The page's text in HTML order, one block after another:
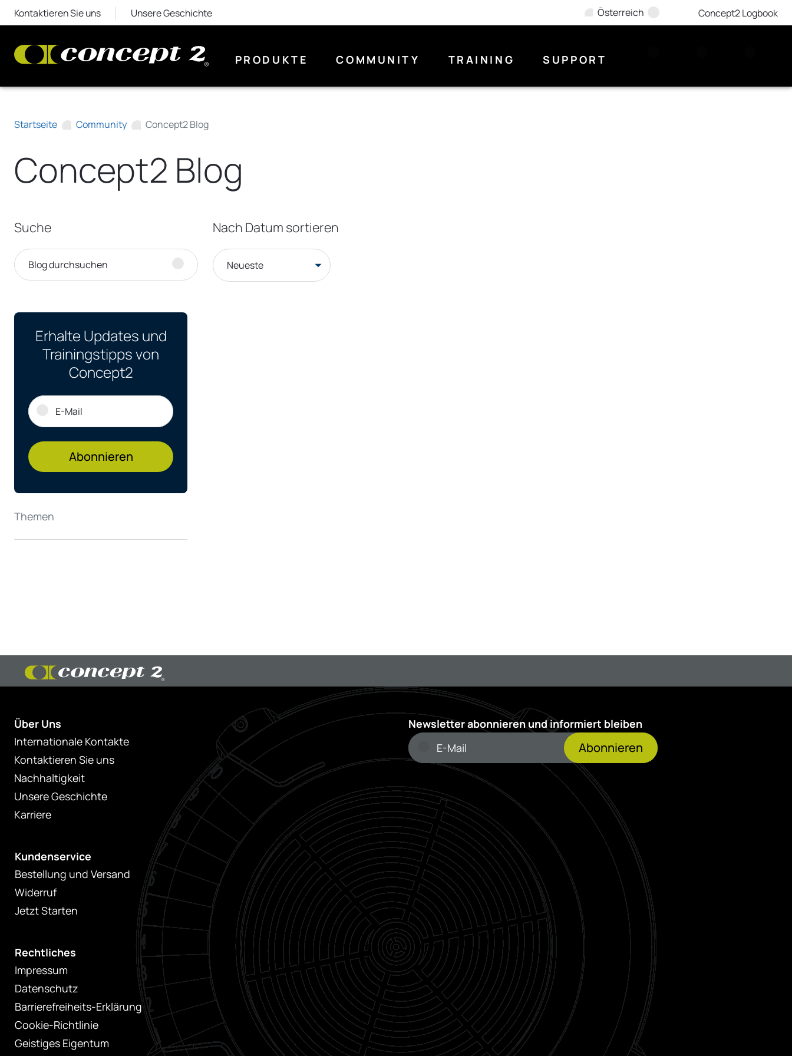
Kontaktieren Sie uns Unsere Geschichte Österreich Concept2 Logbook
PRODUKTE COMMUNITY TRAINING SUPPORT
Startseite Community Concept2 Blog
Concept2 Blog
Suche Nach Datum sortieren
Neueste
Erhalte Updates und
Trainingstipps von
Concept2
Abonnieren
Themen
Über Uns
Internationale Kontakte
Kontaktieren Sie uns
Nachhaltigkeit
Unsere Geschichte
Karriere
Kundenservice
Bestellung und Versand
Widerruf
Jetzt Starten
Rechtliches
Impressum
Datenschutz
Barrierefreiheits-Erklärung
Cookie-Richtlinie
Geistiges Eigentum
Newsletter abonnieren und informiert bleiben
Abonnieren